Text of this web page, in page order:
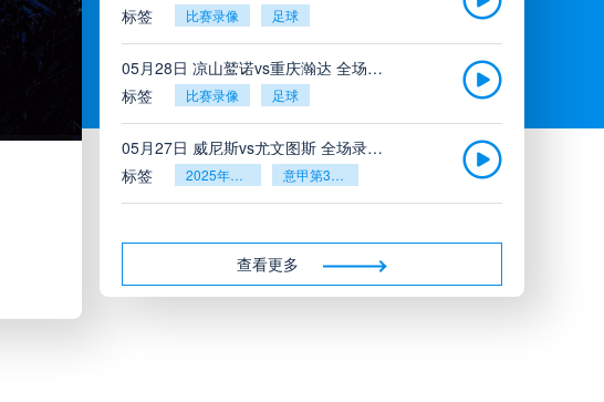
标签
比赛录像 足球
05月28日 凉山鹫诺vs重庆瀚达 全场录像
标签
比赛录像 足球
05月27日 威尼斯vs尤文图斯 全场录像回放
标签
2025年5月26日 意甲第38轮
查看更多